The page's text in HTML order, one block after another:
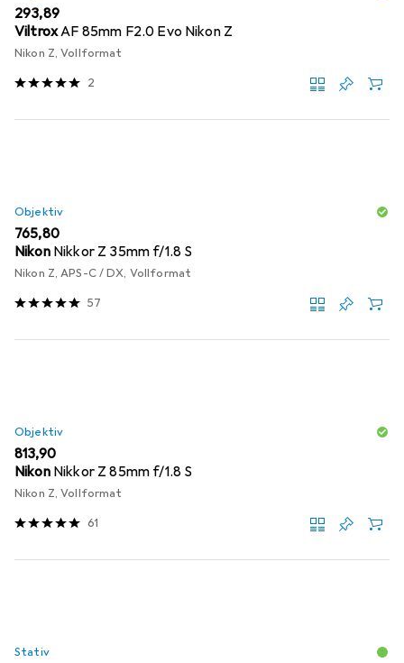
EUR
293,89
ViltroxAF 85mm F2.0 Evo Nikon Z
Nikon Z, Vollformat
2
Objektiv
EUR
765,80
Nikon Nikkor Z 35mm f/1.8 S
Nikon Z, APS-C / DX, Vollformat
57
Objektiv
EUR
813,90
Nikon Nikkor Z 85mm f/1.8 S
Nikon Z, Vollformat
61
Stativ